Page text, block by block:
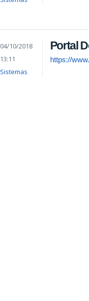
04/10/2018
13:11
Sistemas
Portal
https://